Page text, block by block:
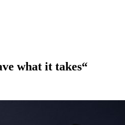
what it takes“